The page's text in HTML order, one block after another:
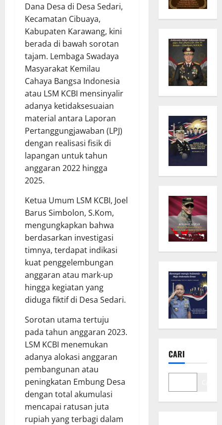
Dana Desa di Desa Sedari,
Kecamatan Cibuaya,
Kabupaten Karawang, kini
berada di bawah sorotan
tajam. Lembaga Swadaya
Masyarakat Kemilau
Cahaya Bangsa Indonesia
atau LSM KCBI mensinyalir
adanya ketidaksesuaian
material antara Laporan
Pertanggungjawaban (LPJ)
dengan realisasi fisik di
lapangan untuk tahun
anggaran 2022 hingga
2025.
Ketua Umum LSM KCBI, Joel
Barus Simbolon, S.Kom,
mengungkapkan bahwa
berdasarkan investigasi
timnya, terdapat indikasi
kuat penggelembungan
anggaran atau mark-up
hingga kegiatan yang
diduga fiktif di Desa Sedari.
Sorotan utama tertuju
pada tahun anggaran 2023.
LSM KCBI menemukan
adanya alokasi anggaran
pembangunan atau
peningkatan Embung Desa
dengan total akumulasi
mencapai ratusan juta
rupiah yang terbagi dalam
CARI